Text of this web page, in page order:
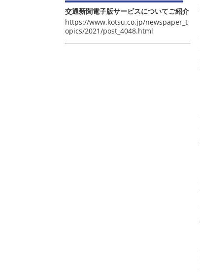
交通新聞電子版サービスについてご紹介
https://www.kotsu.co.jp/newspaper_t
opics/2021/post_4048.html